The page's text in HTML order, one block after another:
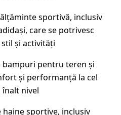
sportivă, inclusiv
care se potrivesc
și activități
bampuri pentru teren și
și performanță la cel
înalt nivel
haine sportive, inclusiv